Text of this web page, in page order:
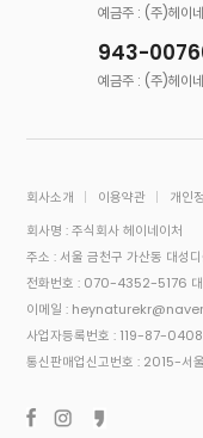
예금주 : (주)헤이
943-
예금주 : (주)헤이
회사소개 이용약관 개인
회사명 : 주식회사 헤이네이처
주소 : 서울 금천구 가산동 대성
전화번호 : 070-4352-5176
이메일 :
사업자등록번호 : 119-87-
통신판매업신고번호 : 2015-서